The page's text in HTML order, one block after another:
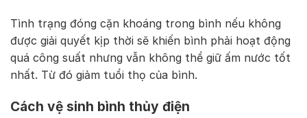
Tình trạng đóng cặn khoáng trong bình nếu không
được giải quyết kịp thời sẽ khiến bình phải hoạt động
quá công suất nhưng vẫn không thể giữ ấm nước tốt
nhất. Từ đó giảm tuổi thọ của bình.
Cách vệ sinh bình thủy điện